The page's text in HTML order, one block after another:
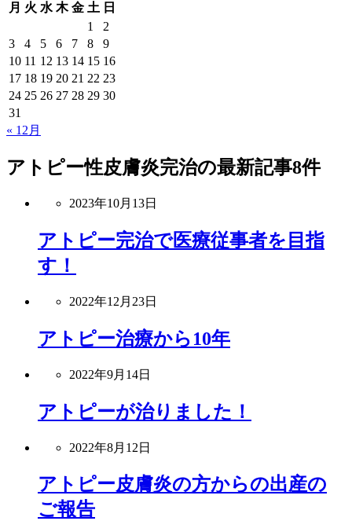
月 火 水 木 金 土 日
1
2
3
4 5 6 7 8
9
10 11 12 13 14 15 16
17 18 19 20 21 22 23
24 25 26 27 28 29 30
31
« 12月
アトピー性皮膚炎完治の最新記事8件
2023年10月13日
アトピー完治で医療従事者を目指
す！
2022年12月23日
アトピー治療から10年
2022年9月14日
アトピーが治りました！
2022年8月12日
アトピー皮膚炎の方からの出産の
ご報告